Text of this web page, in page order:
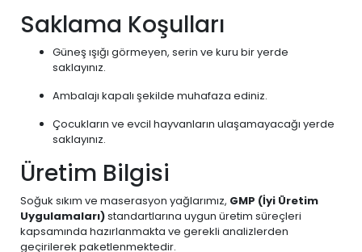
Saklama Koşulları
Güneş ışığı görmeyen, serin ve kuru bir yerde
saklayınız.
Ambalajı kapalı şekilde muhafaza ediniz.
Çocukların ve evcil hayvanların ulaşamayacağı yerde
saklayınız.
Üretim Bilgisi
Soğuk sıkım ve maserasyon yağlarımız, GMP (İyi Üretim
Uygulamaları)standartlarına uygun üretim süreçleri
kapsamında hazırlanmakta ve gerekli analizlerden
geçirilerek paketlenmektedir.